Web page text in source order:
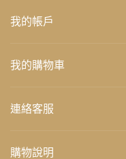
我的帳戶
我的購物車
連絡客服
購物說明